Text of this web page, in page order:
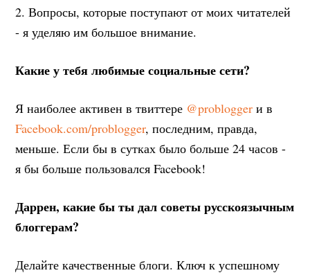
2. Вопросы, которые поступают от моих читателей
- я уделяю им большое внимание.
Какие у тебя любимые социальные сети?
Я наиболее активен в твиттере @problogger и в
Facebook.com/problogger, последним, правда,
меньше. Если бы в сутках было больше 24 часов -
я бы больше пользовался Facebook!
Даррен, какие бы ты дал советы русскоязычным
блоггерам?
Делайте качественные блоги. Ключ к успешному